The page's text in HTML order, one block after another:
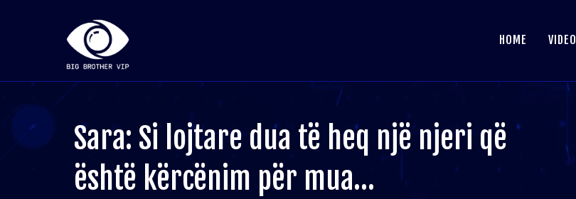
HOME VIDEO
Sara: Si lojtare dua të heq një njeri që
është kërcënim për mua…